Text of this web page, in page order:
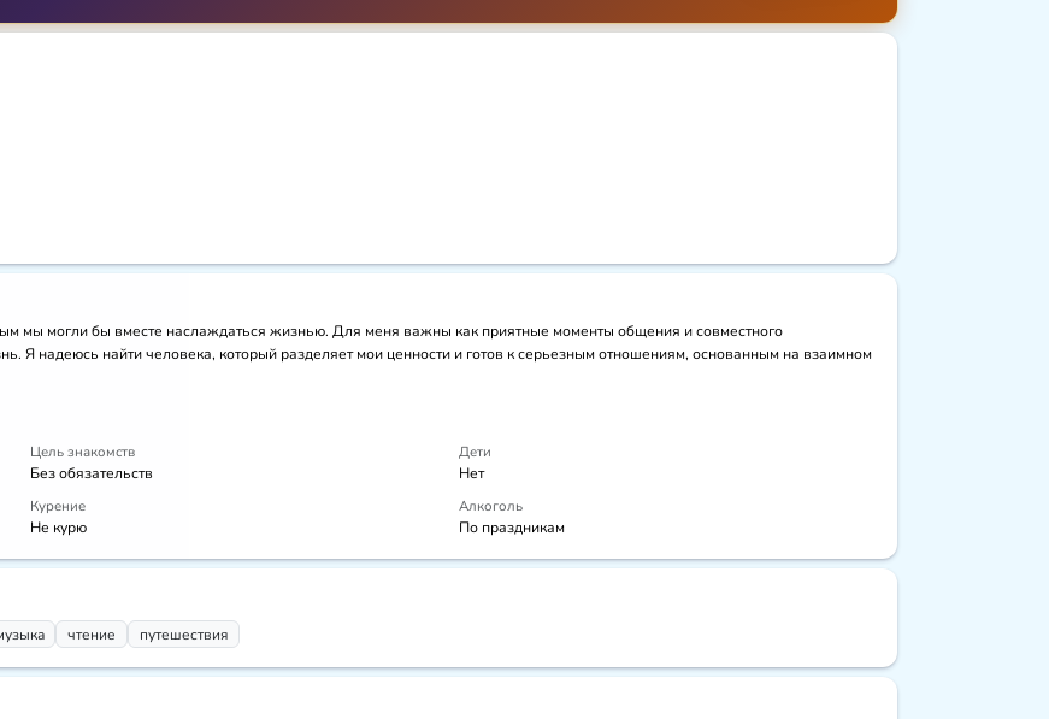
мы могли бы вместе наслаждаться жизнью. Для меня важны как приятные моменты общения и совместного
Я надеюсь найти человека, который разделяет мои ценности и готов к серьезным отношениям, основанным на взаимном
Цель знакомств
Без обязательств
Дети
Нет
Курение
Не курю
Алкоголь
По праздникам
чтение путешествия